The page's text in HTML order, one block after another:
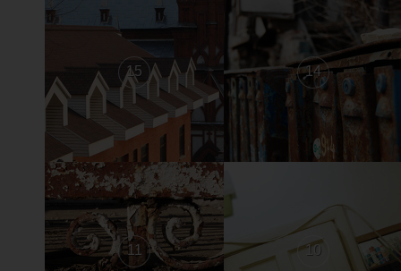
15 14
11 10